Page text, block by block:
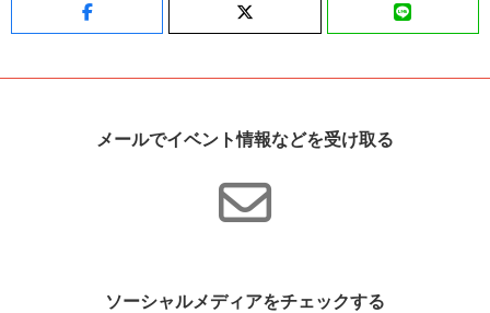
Facebook LINE
メールでイベント情報などを受け取る
ソーシャルメディアをチェックする